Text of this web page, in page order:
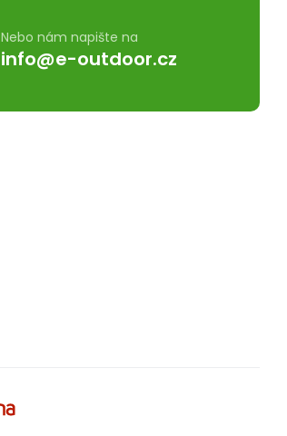
Nebo nám napište na
info@e-outdoor.cz